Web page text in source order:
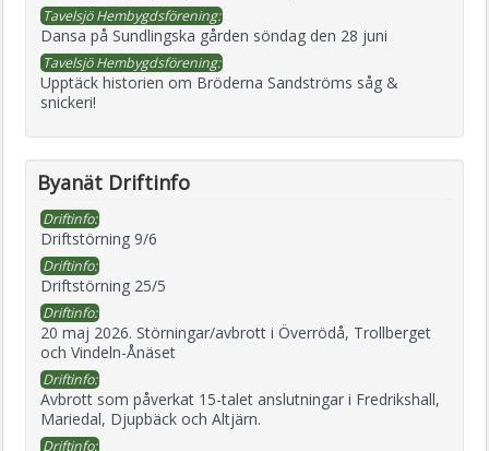
Tavelsjö Hembygdsförening:
Dansa på Sundlingska gården söndag den 28 juni
Tavelsjö Hembygdsförening:
Upptäck historien om Bröderna Sandströms såg &
snickeri!
Byanät Driftinfo
Driftinfo:
Driftstörning 9/6
Driftinfo:
Driftstörning 25/5
Driftinfo:
20 maj 2026. Störningar/avbrott i Överrödå, Trollberget
och Vindeln-Ånäset
Driftinfo:
Avbrott som påverkat 15-talet anslutningar i Fredrikshall,
Mariedal, Djupbäck och Altjärn.
Driftinfo: